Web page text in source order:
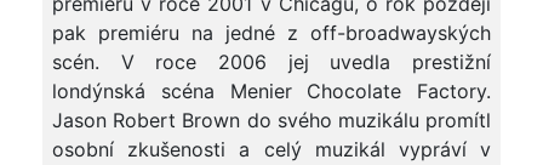
pak premiéru na jedné z off-broadwayských
scén. V roce 2006 jej uvedla prestižní
londýnská scéna Menier Chocolate Factory.
Jason Robert Brown do svého muzikálu promítl
osobní zkušenosti a celý muzikál vypráví v